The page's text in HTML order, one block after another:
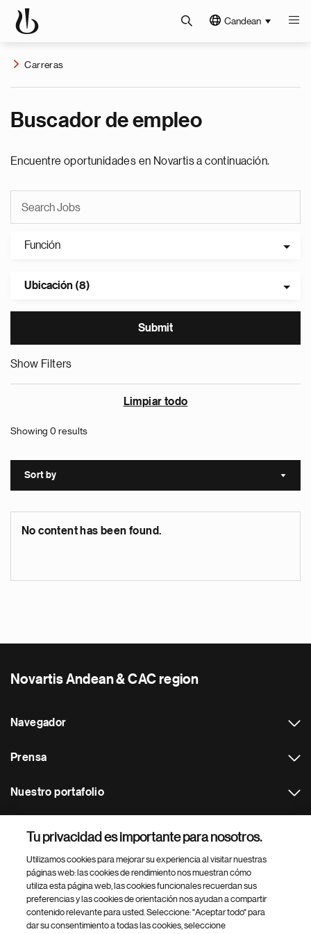
Candean
Carreras
Buscador de empleo
Encuentre oportunidades en Novartis a continuación.
Función
Ubicación (8)
Show Filters
Limpiar todo
Showing 0 results
Sort by Sort
No content has been found.
Novartis Andean & CAC region
Navegador
Prensa
Nuestro portafolio
Footer Site Search
Tu privacidad es importante para nosotros.
Utilizamos cookies para mejorar su experiencia al visitar nuestras
páginas web: las cookies de rendimiento nos muestran cómo
utiliza esta página web, las cookies funcionales recuerdan sus
preferencias y las cookies de orientación nos ayudan a compartir
contenido relevante para usted. Seleccione: "Aceptar todo" para
dar su consentimiento a todas las cookies, seleccione